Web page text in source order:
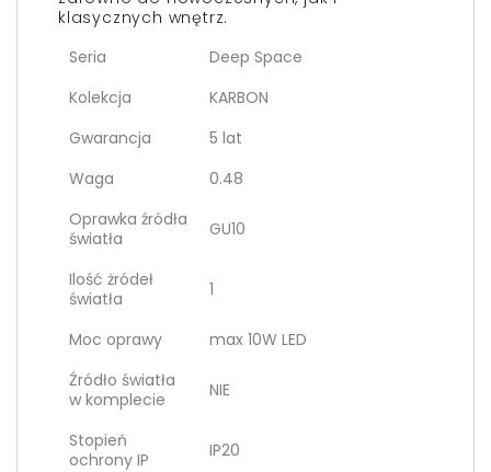
klasycznych wnętrz.
Seria
Deep Space
Kolekcja
KARBON
Gwarancja
5 lat
Waga
0.48
Oprawka źródła
światła
GU10
Ilość żródeł
światła
1
Moc oprawy
max 10W LED
Źródło światła
w komplecie
NIE
Stopień
ochrony IP
IP20